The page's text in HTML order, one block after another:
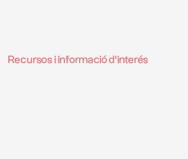
Recursos i informació d’interés